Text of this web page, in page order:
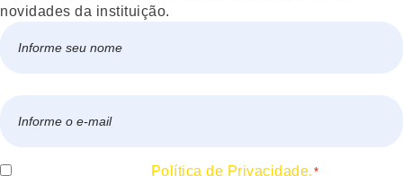
novidades da instituição.
mail
Consentir Política de Privacidade. *